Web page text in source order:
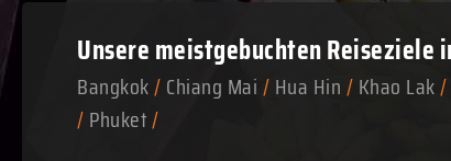
Unsere meistgebuchtenReiseziele
Bangkok/Chiang Mai/Hua Hin/Khao Lak/
/Phuket/